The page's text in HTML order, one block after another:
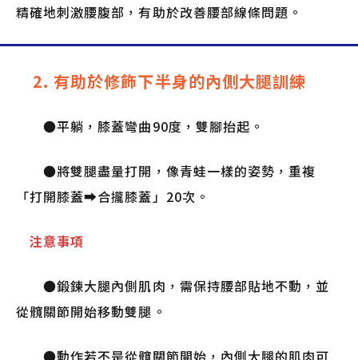
精確地刺激腰腹部，有助於改善腰部線條問題。
2. 有助於修飾下半身的內側大腿訓練
●平躺，膝蓋彎曲90度，雙腳抬起。
●將雙腿盡量打開，像青蛙一樣的姿勢，重複
「打開膝蓋➡合攏膝蓋」20次。
注意事項
●鍛鍊大腿內側肌肉，需保持腰部貼地不動，並
從髖關節開始移動雙腿。